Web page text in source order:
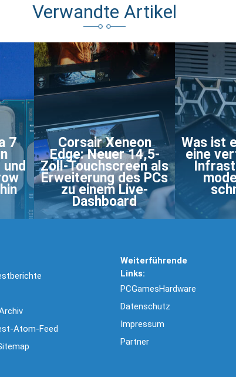
Verwandte Artikel
7 Corsair Xeneon
Edge: Neuer 14,5-
Zoll-Touchscreen als
Erweiterung des PCs
zu einem Live-
Dashboard
Was ist
eine
Atom-Feed
Weiterführende
Links:
PCGamesHardware
Datenschutz
Impressum
Partner